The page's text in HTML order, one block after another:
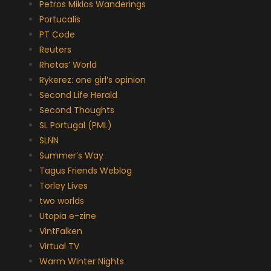
Petros Miklos Wanderings
Portucalis
PT Code
Reuters
Rhetas’ World
Rykerez: one girl’s opinion
Second Life Herald
Second Thoughts
SL Portugal (PML)
SLNN
Summer’s Way
Tagus Friends Weblog
Torley Lives
two worlds
Utopia e-zine
VintFalken
Virtual TV
Warm Winter Nights